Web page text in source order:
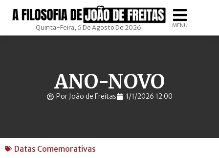
Quinta-Feira, 6 De Agosto De 2026 MENU
ANO-NOVO
Por João de Freitas 1/1/2026 12:00
Datas Comemorativas